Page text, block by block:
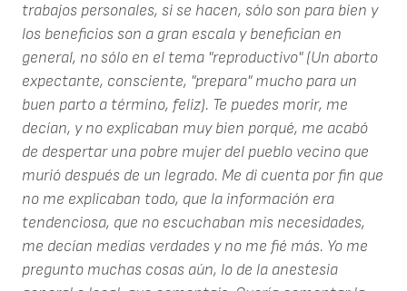
trabajos personales, si se hacen, sólo son para bien y
los beneficios son a gran escala y benefician en
general, no sólo en el tema "reproductivo" (Un aborto
expectante, consciente, "prepara" mucho para un
buen parto a término, feliz). Te puedes morir, me
decían, y no explicaban muy bien porqué, me acabó
de despertar una pobre mujer del pueblo vecino que
murió después de un legrado. Me di cuenta por fin que
no me explicaban todo, que la información era
tendenciosa, que no escuchaban mis necesidades,
me decían medias verdades y no me fié más. Yo me
pregunto muchas cosas aún, lo de la anestesia